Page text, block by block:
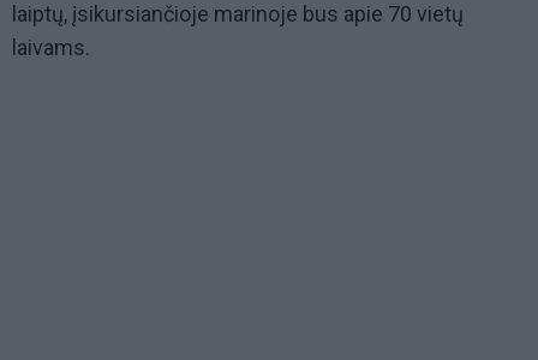
laiptų, įsikursiančioje marinoje bus apie 70 vietų
laivams.